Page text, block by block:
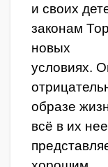
и своих
законам
новых
условиях.
образе
всё в их